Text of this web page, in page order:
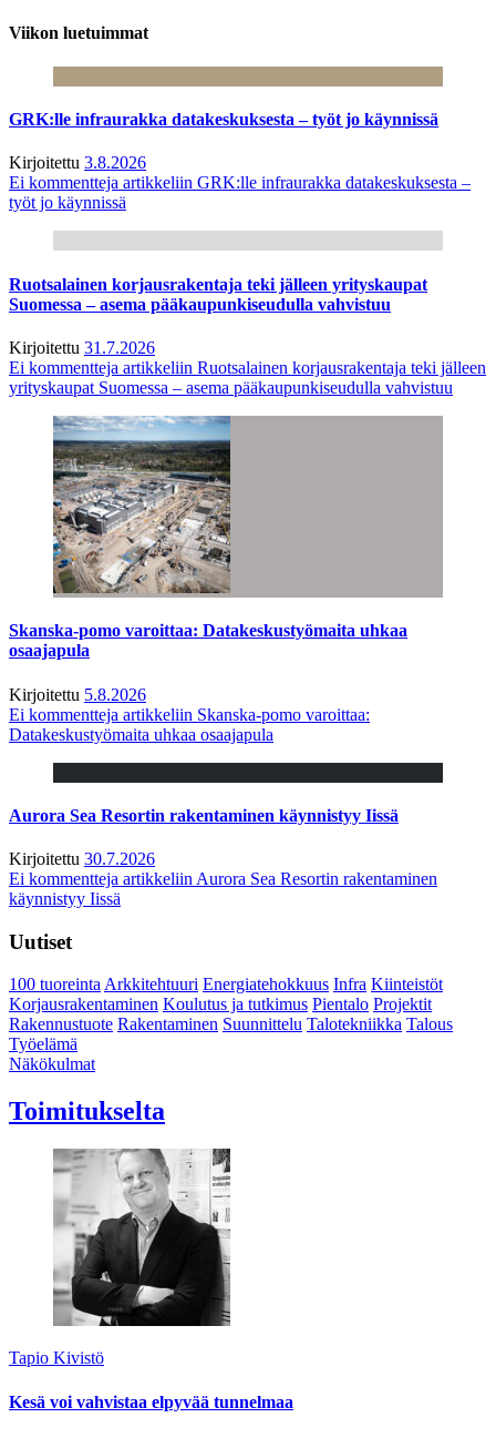
Viikon luetuimmat
GRK:lle infraurakka datakeskuksesta – työt jo käynnissä
Kirjoitettu 3.8.2026
Ei kommentteja artikkeliin GRK:lle infraurakka datakeskuksesta –
työt jo käynnissä
Ruotsalainen korjausrakentaja teki jälleen yrityskaupat
Suomessa – asema pääkaupunkiseudulla vahvistuu
Kirjoitettu 31.7.2026
Ei kommentteja artikkeliin Ruotsalainen korjausrakentaja teki jälleen
yrityskaupat Suomessa – asema pääkaupunkiseudulla vahvistuu
Skanska-pomo varoittaa: Datakeskustyömaita uhkaa
osaajapula
Kirjoitettu 5.8.2026
Ei kommentteja artikkeliin Skanska-pomo varoittaa:
Datakeskustyömaita uhkaa osaajapula
Aurora Sea Resortin rakentaminen käynnistyy Iissä
Kirjoitettu 30.7.2026
Ei kommentteja artikkeliin Aurora Sea Resortin rakentaminen
käynnistyy Iissä
Uutiset
100 tuoreintaArkkitehtuuri Energiatehokkuus Infra Kiinteistöt
Korjausrakentaminen Koulutus ja tutkimus Pientalo Projektit
Rakennustuote Rakentaminen Suunnittelu Talotekniikka Talous
Työelämä
Näkökulmat
Toimitukselta
Tapio Kivistö
Kesä voi vahvistaa elpyvää tunnelmaa